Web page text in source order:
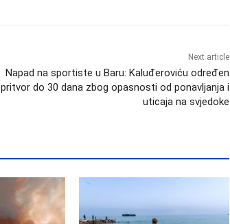
Next article
Napad na sportiste u Baru: Kaluđeroviću određen
pritvor do 30 dana zbog opasnosti od ponavljanja i
uticaja na svjedoke